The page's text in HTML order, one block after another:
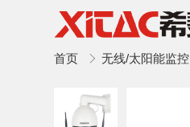
首页 无线/太阳能监控